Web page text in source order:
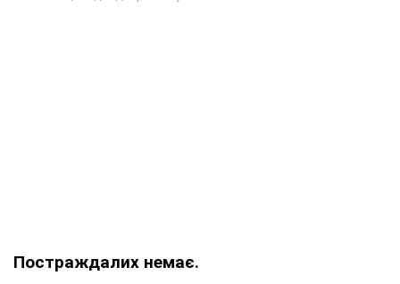
Постраждалих немає.